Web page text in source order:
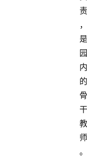
责
，
是
园
内
的
骨
干
教
师
。